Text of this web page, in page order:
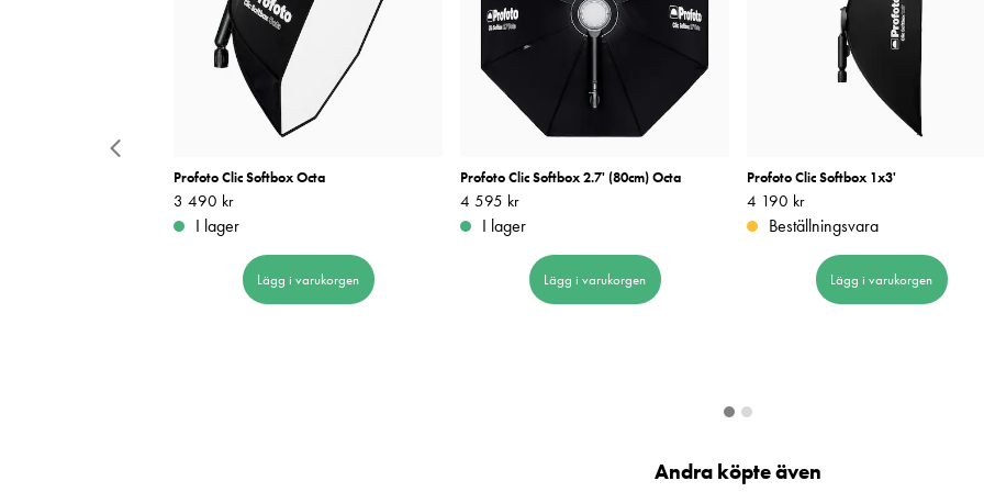
Profoto Clic Softbox Octa
Pris:3 490 kr
3 490 kr
I lager
Lägg i varukorgen
Profoto Clic Softbox 2.7' (80cm) Octa
Pris:4 595 kr
4 595 kr
I lager
Lägg i varukorgen
Profoto Clic Softbox 1x3'
Pris:4 190 kr
4 190 kr
Beställningsvara
Lägg i varukorgen
Andra köpte även